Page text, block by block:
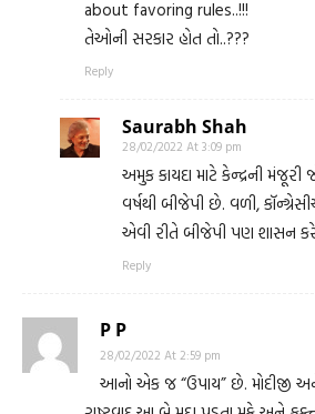
about favoring rules..!!!
તેઓની સરકાર હોત તો..???
Reply
Saurabh Shah
28/02/2022 At 3:09 pm
અમુક કાયદા માટે કેન્દ્રની મંજૂરી
વર્ષથી બીજેપી છે. વળી,
એવી રીતે બીજેપી પણ શાસન
Reply
P P
28/02/2022 At 2:59 pm
આનો એક જ “ઉપાય” છે. મોદીજી